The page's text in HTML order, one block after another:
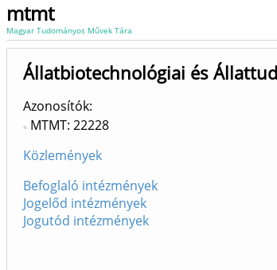
mtmt
Magyar Tudományos Művek Tára
Állatbiotechnológiai és
Azonosítók
MTMT: 22228
Közlemények
Befoglaló intézmények
Jogelőd intézmények
Jogutód intézmények